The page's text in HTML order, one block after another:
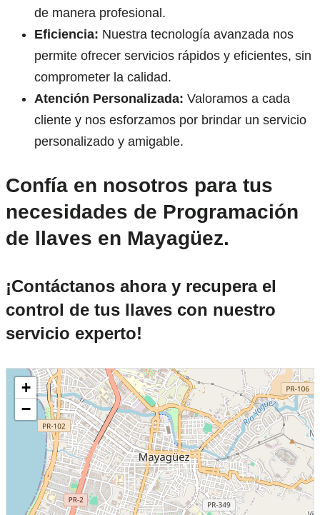
de manera profesional.
Eficiencia: Nuestra tecnología avanzada nos
permite ofrecer servicios rápidos y eficientes, sin
comprometer la calidad.
Atención Personalizada: Valoramos a cada
cliente y nos esforzamos por brindar un servicio
personalizado y amigable.
Confía en nosotros para tus
necesidades de Programación
de llaves en Mayagüez.
¡Contáctanos ahora y recupera el
control de tus llaves con nuestro
servicio experto!
+
−